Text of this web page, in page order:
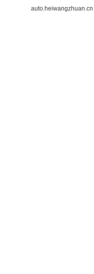
auto.heiwangzhuan.cn